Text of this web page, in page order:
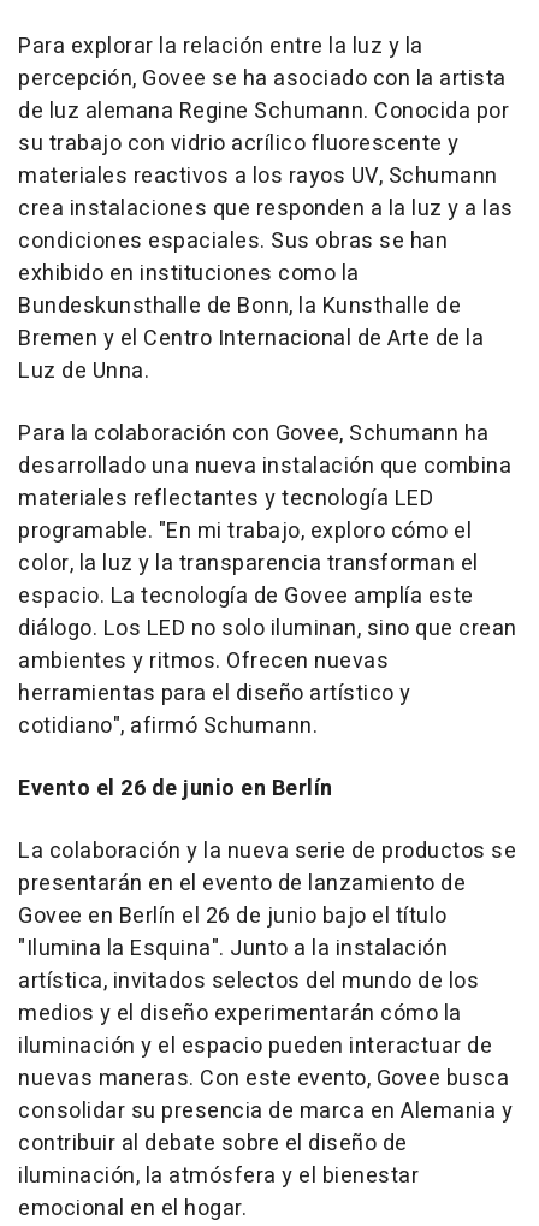
Para explorar la relación entre la luz y la
percepción, Govee se ha asociado con la artista
de luz alemana Regine Schumann. Conocida por
su trabajo con vidrio acrílico fluorescente y
materiales reactivos a los rayos UV, Schumann
crea instalaciones que responden a la luz y a las
condiciones espaciales. Sus obras se han
exhibido en instituciones como la
Bundeskunsthalle de Bonn, la Kunsthalle de
Bremen y el Centro Internacional de Arte de la
Luz de Unna.
Para la colaboración con Govee, Schumann ha
desarrollado una nueva instalación que combina
materiales reflectantes y tecnología LED
programable. "En mi trabajo, exploro cómo el
color, la luz y la transparencia transforman el
espacio. La tecnología de Govee amplía este
diálogo. Los LED no solo iluminan, sino que crean
ambientes y ritmos. Ofrecen nuevas
herramientas para el diseño artístico y
cotidiano", afirmó Schumann.
Evento el 26 de junio en Berlín
La colaboración y la nueva serie de productos se
presentarán en el evento de lanzamiento de
Govee en Berlín el 26 de junio bajo el título
"Ilumina la Esquina". Junto a la instalación
artística, invitados selectos del mundo de los
medios y el diseño experimentarán cómo la
iluminación y el espacio pueden interactuar de
nuevas maneras. Con este evento, Govee busca
consolidar su presencia de marca en Alemania y
contribuir al debate sobre el diseño de
iluminación, la atmósfera y el bienestar
emocional en el hogar.